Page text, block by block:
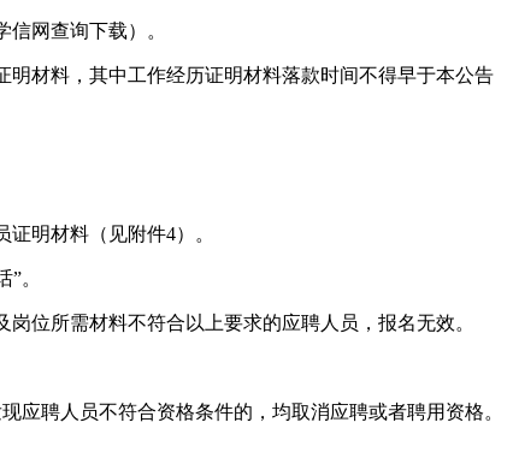
网查询下载）。
明材料，其中工作经历证明材料落款时间不得早于本公告
明材料（见附件4）。
。
位所需材料不符合以上要求的应聘人员，报名无效。
聘人员不符合资格条件的，均取消应聘或者聘用资格。